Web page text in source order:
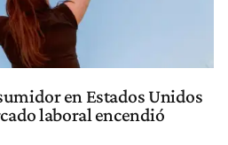
en Estados Unidos
laboral encendió